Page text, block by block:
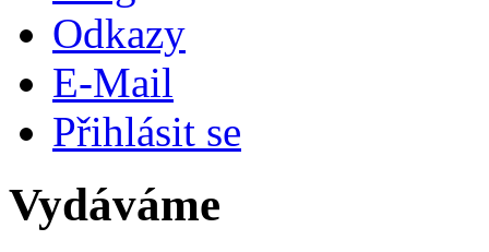
Odkazy
E-Mail
Přihlásit se
Vydáváme